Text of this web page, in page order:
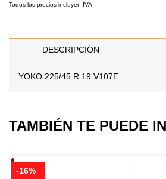
Todos los precios incluyen IVA
DESCRIPCIÓN
YOKO 225/45 R 19 V107E
TAMBIÉN TE PUEDE
-16%